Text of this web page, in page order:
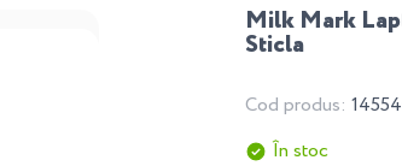
Milk Mark
Sticla
Cod produs:
În stoc